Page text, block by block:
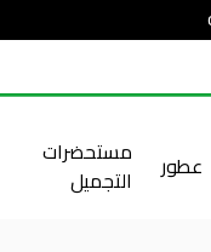
عطور
مستحضرات
التجميل